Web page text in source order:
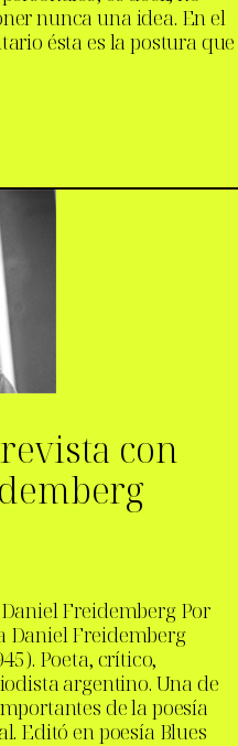
nunca una idea. En el
ésta es la postura que
con
Freidemberg Por
Daniel Freidemberg
Poeta, crítico,
argentino. Una de
de la poesía
Editó en poesía Blues